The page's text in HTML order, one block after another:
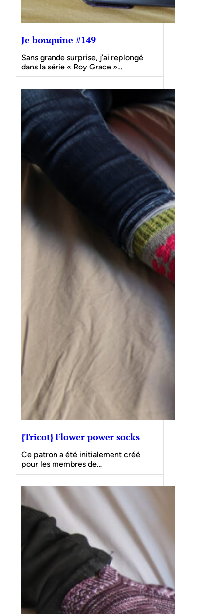
Je bouquine #149
Sans grande surprise, j’ai replongé
dans la série « Roy Grace »…
{Tricot} Flower power socks
Ce patron a été initialement créé
pour les membres de…